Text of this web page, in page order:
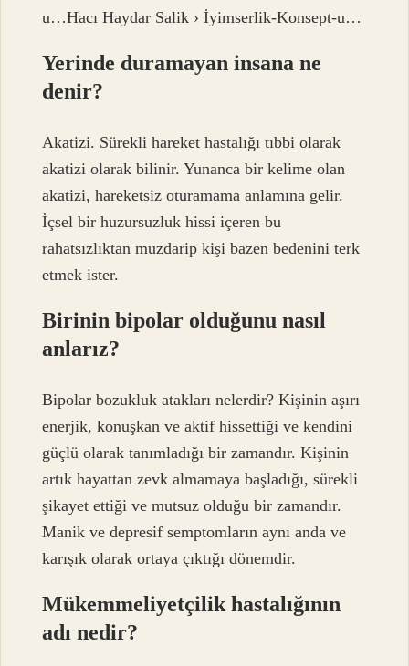
u…Hacı Haydar Salik › İyimserlik-Konsept-u…
Yerinde duramayan insana ne
denir?
Akatizi. Sürekli hareket hastalığı tıbbi olarak
akatizi olarak bilinir. Yunanca bir kelime olan
akatizi, hareketsiz oturamama anlamına gelir.
İçsel bir huzursuzluk hissi içeren bu
rahatsızlıktan muzdarip kişi bazen bedenini terk
etmek ister.
Birinin bipolar olduğunu nasıl
anlarız?
Bipolar bozukluk atakları nelerdir? Kişinin aşırı
enerjik, konuşkan ve aktif hissettiği ve kendini
güçlü olarak tanımladığı bir zamandır. Kişinin
artık hayattan zevk almamaya başladığı, sürekli
şikayet ettiği ve mutsuz olduğu bir zamandır.
Manik ve depresif semptomların aynı anda ve
karışık olarak ortaya çıktığı dönemdir.
Mükemmeliyetçilik hastalığının
adı nedir?